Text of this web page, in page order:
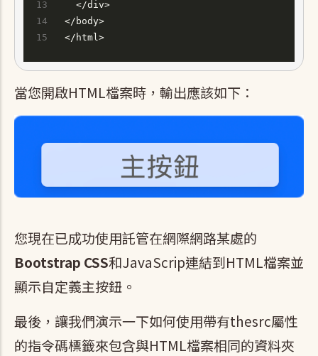
  </div>
</body>
</html>
當您開啟HTML檔案時，輸出應該如下：
您現在已成功使用託管在網際網路某處的
Bootstrap CSS和JavaScrip連結到HTML檔案並
顯示自定義主按鈕。
最後，讓我們演示一下如何使用帶有thesrc屬性
的指令碼標籤來包含與HTML檔案相同的資料夾